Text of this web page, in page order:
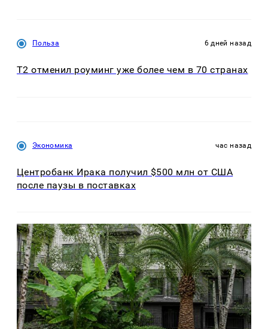
Польза 6 дней назад
Т2 отменил роуминг уже более чем в 70 странах
Экономика час назад
Центробанк Ирака получил $500 млн от США
после паузы в поставках